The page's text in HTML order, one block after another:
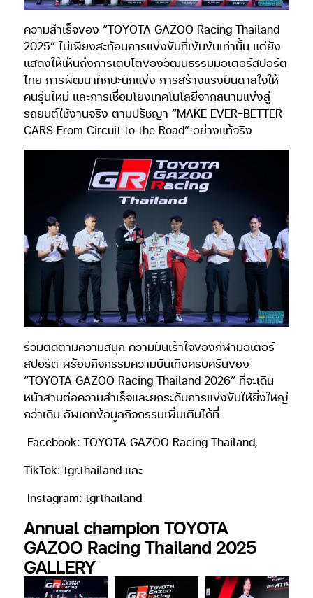
ความสำเร็จของ “TOYOTA GAZOO Racing Thailand
2025” ไม่เพียงสะท้อนการแข่งขันที่เข้มข้นเท่านั้น แต่ยัง
แสดงให้เห็นถึงการเติบโตของวัฒนธรรมมอเตอร์สปอร์ต
ไทย การพัฒนาทักษะนักแข่ง การสร้างแรงบันดาลใจให้
คนรุ่นใหม่ และการเชื่อมโยงเทคโนโลยีจากสนามแข่งสู่
รถยนต์ใช้งานจริง ตามปรัชญา “MAKE EVER-BETTER
CARS From Circuit to the Road” อย่างแท้จริง
ร่วมติดตามความสนุก ความมันเร้าใจของกีฬามอเตอร์
สปอร์ต พร้อมกิจกรรมความบันเทิงครบครันของ
“TOYOTA GAZOO Racing Thailand 2026” ที่จะเดิน
หน้าสานต่อความสำเร็จและยกระดับการแข่งขันให้ยิ่งใหญ่
กว่าเดิม อัพเดทข้อมูลกิจกรรมเพิ่มเติมได้ที่
Facebook: TOYOTA GAZOO Racing Thailand,
TikTok: tgr.thailand และ
Instagram: tgrthailand
Annual champion TOYOTA
GAZOO Racing Thailand 2025
GALLERY